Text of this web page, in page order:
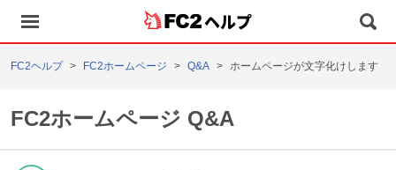
ヘルプ
FC2ヘルプ FC2ホームページ Q&A ホームページが文字化けします
FC2ホームページ Q&A